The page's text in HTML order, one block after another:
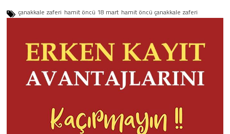
çanakkale zaferi hamit öncü 18 mart hamit öncü çanakkale zaferi